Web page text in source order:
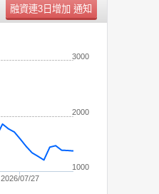
單位：張
2026/07/27
1000
2000
3000